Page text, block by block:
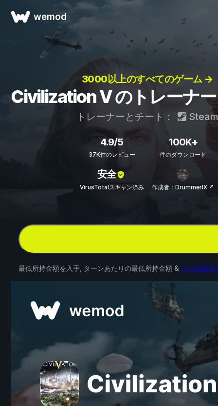
wemod
3000以上のすべてのゲーム →
Civilization V のトレーナ
トレーナーとチート： Steam
4.9/5
37K件のレビュー
100K+
件のダウンロード
安全
VirusTotalスキャン済み 作成者：DrummerIX ↗
最低所持金額を入手, ターンあたりの最低所持金額 & その他12